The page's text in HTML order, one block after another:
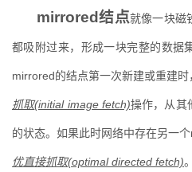
mirrored结点就像一块磁
都吸附过来，形成一块完整的数据
mirrored的结点第一次新建或重建时
抓取(initial image fetch)操作，从其
的状态。如果此时网络中存在另一个
优直接抓取(optimal directed fetch)。